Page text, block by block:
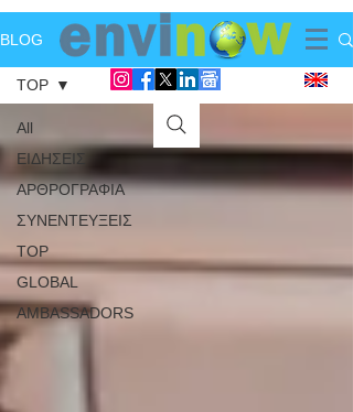
BLOG
All
ΕΙΔΗΣΕΙΣ
ΑΡΘΡΟΓΡΑΦΙΑ
ΣΥΝΕΝΤΕΥΞΕΙΣ
TOP
GLOBAL
AMBASSADORS
TOP